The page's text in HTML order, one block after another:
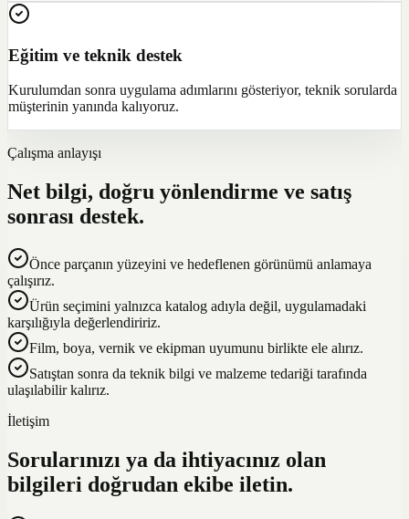
Eğitim ve teknik destek
Kurulumdan sonra uygulama adımlarını gösteriyor, teknik sorularda
müşterinin yanında kalıyoruz.
Çalışma anlayışı
Net bilgi, doğru yönlendirme ve satış
sonrası destek.
Önce parçanın yüzeyini ve hedeflenen görünümü anlamaya
çalışırız.
Ürün seçimini yalnızca katalog adıyla değil, uygulamadaki
karşılığıyla değerlendiririz.
Film, boya, vernik ve ekipman uyumunu birlikte ele alırız.
Satıştan sonra da teknik bilgi ve malzeme tedariği tarafında
ulaşılabilir kalırız.
İletişim
Sorularınızı ya da ihtiyacınız olan
bilgileri doğrudan ekibe iletin.